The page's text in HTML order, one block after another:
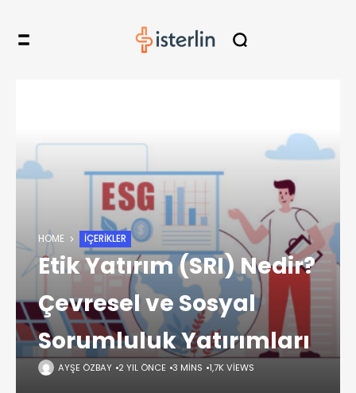
HOME İÇERIKLER
Etik Yatırım (SRI) Nedir?
Çevresel ve Sosyal
Sorumluluk Yatırımları
AYŞE ÖZBAY 2 YIL ÖNCE 3 MINS 1,7K VIEWS